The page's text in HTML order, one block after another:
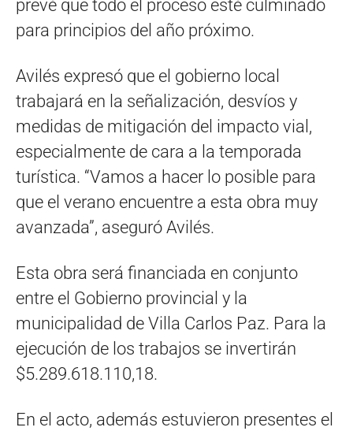
prevé que todo el proceso esté culminado
para principios del año próximo.
Avilés expresó que el gobierno local
trabajará en la señalización, desvíos y
medidas de mitigación del impacto vial,
especialmente de cara a la temporada
turística. “Vamos a hacer lo posible para
que el verano encuentre a esta obra muy
avanzada”, aseguró Avilés.
Esta obra será financiada en conjunto
entre el Gobierno provincial y la
municipalidad de Villa Carlos Paz. Para la
ejecución de los trabajos se invertirán
$5.289.618.110,18.
En el acto, además estuvieron presentes el